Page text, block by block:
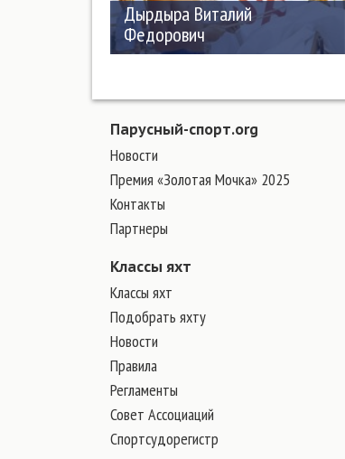
Дырдыра Виталий
Федорович
Парусный-спорт.org
Новости
Премия «Золотая Мочка» 2025
Контакты
Партнеры
Классы яхт
Классы яхт
Подобрать яхту
Новости
Правила
Регламенты
Совет Ассоциаций
Спортсудорегистр